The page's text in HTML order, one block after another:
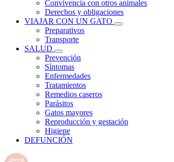
Convivencia con otros animales
Derechos y obligaciones
VIAJAR CON UN GATO
Preparativos
Transporte
SALUD
Prevención
Síntomas
Enfermedades
Tratamientos
Remedios caseros
Parásitos
Gatos mayores
Reproducción y gestación
Higiene
DEFUNCIÓN